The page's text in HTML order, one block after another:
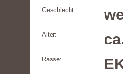
Geschlecht:
Alter:
Rasse: